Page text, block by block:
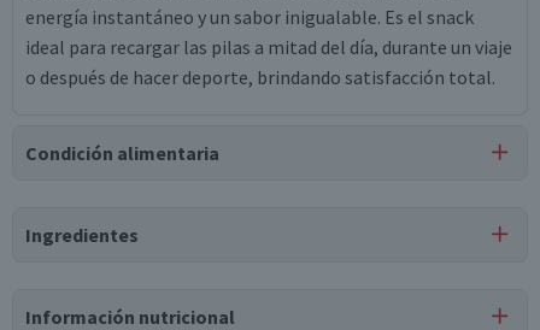
energía instantáneo y un sabor inigualable. Es el snack
ideal para recargar las pilas a mitad del día, durante un viaje
o después de hacer deporte, brindando satisfacción total.
Condición alimentaria
Ingredientes
Información nutricional